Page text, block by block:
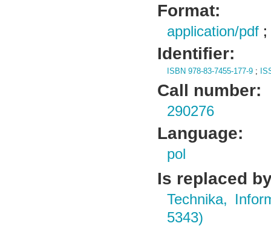
Format:
application/pdf
Identifier:
ISBN 978-83-7455-177-9 ;
Call number:
290276
Language:
pol
Is replaced
Technika,
5343)